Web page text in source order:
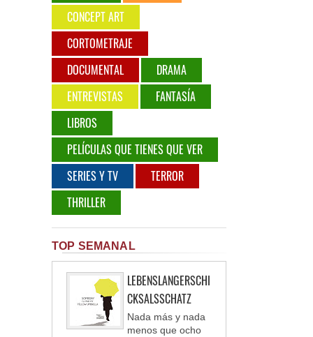
CONCEPT ART
CORTOMETRAJE
DOCUMENTAL
DRAMA
ENTREVISTAS
FANTASÍA
LIBROS
PELÍCULAS QUE TIENES QUE VER
SERIES Y TV
TERROR
THRILLER
TOP SEMANAL
LEBENSLANGERSCHI
CKSALSSCHATZ
Nada más y nada
menos que ocho